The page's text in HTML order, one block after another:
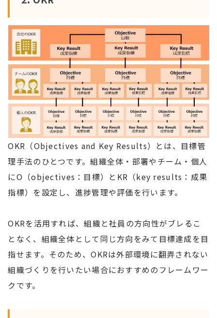
OKR（Objectives and Key Results）とは、目標管
理手法のひとつです。組織全体・部署やチーム・個人
にO（objectives：目標）とKR（key results：成果
指標）を設定し、進捗管理や評価を行います。
OKRを活用すれば、組織と社員の方向性がブレるこ
となく、組織全体として同じ方向をみて目標達成を目
指せます。そのため、OKRは外部環境に翻弄されない
組織づくりを行いたい場合におすすめのフレームワー
クです。